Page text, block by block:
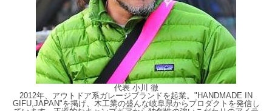
代表 小川 徹
2012年、アウトドア系ガレージブランドを起業。"HANDMADE IN
GIFU,JAPAN"を掲げ、木工業の盛んな岐阜県からプロダクトを発信し